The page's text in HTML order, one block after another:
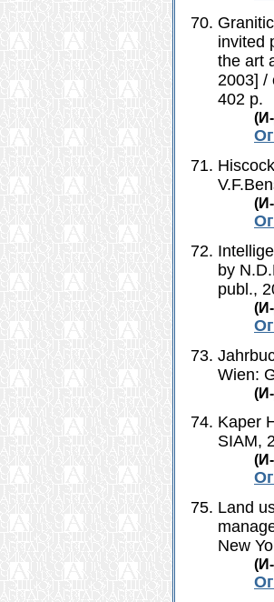
invited
the art
2003] /
402 p.
by
publ.,
Wien:
Kaper
SIAM,
Land
New